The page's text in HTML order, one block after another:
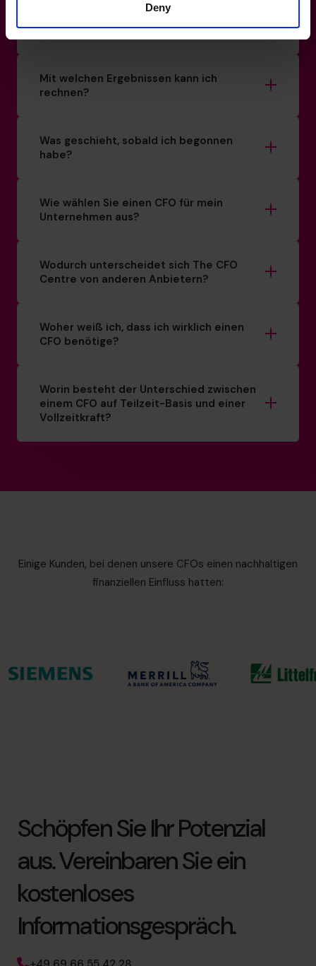
Deny
Können Ihre CFOs mit meinem
bestehenden Team zusammenarbeiten?
Mit welchen Ergebnissen kann ich
rechnen?
Was geschieht, sobald ich begonnen
habe?
Wie wählen Sie einen CFO für mein
Unternehmen aus?
Wodurch unterscheidet sich The CFO
Centre von anderen Anbietern?
Woher weiß ich, dass ich wirklich einen
CFO benötige?
Worin besteht der Unterschied zwischen
einem CFO auf Teilzeit-Basis und einer
Vollzeitkraft?
Einige Kunden, bei denen unsere CFOs einen nachhaltigen
finanziellen Einfluss hatten:
Schöpfen Sie Ihr Potenzial
aus. Vereinbaren Sie ein
kostenloses
Informationsgespräch.